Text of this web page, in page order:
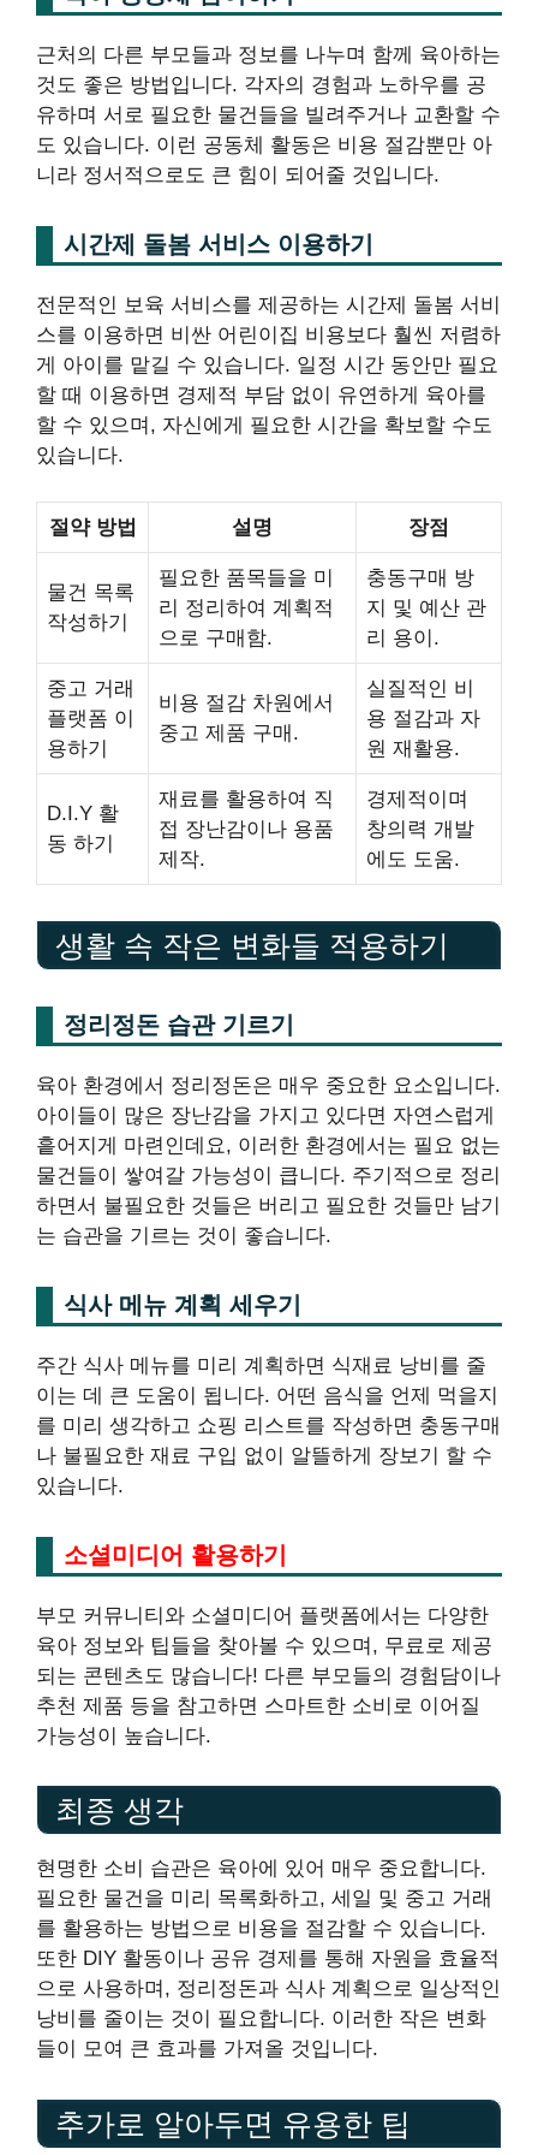
근처의 다른 부모들과 정보를 나누며 함께 육아하는
것도 좋은 방법입니다. 각자의 경험과 노하우를 공
유하며 서로 필요한 물건들을 빌려주거나 교환할 수
도 있습니다. 이런 공동체 활동은 비용 절감뿐만 아
니라 정서적으로도 큰 힘이 되어줄 것입니다.
시간제 돌봄 서비스 이용하기
전문적인 보육 서비스를 제공하는 시간제 돌봄 서비
스를 이용하면 비싼 어린이집 비용보다 훨씬 저렴하
게 아이를 맡길 수 있습니다. 일정 시간 동안만 필요
할 때 이용하면 경제적 부담 없이 유연하게 육아를
할 수 있으며, 자신에게 필요한 시간을 확보할 수도
있습니다.
절약 방법 설명 장점
물건 목록
작성하기
필요한 품목들을 미
리 정리하여 계획적
으로 구매함.
충동구매 방
지 및 예산 관
리 용이.
중고 거래
플랫폼 이
용하기
비용 절감 차원에서
중고 제품 구매.
실질적인 비
용 절감과 자
원 재활용.
D.I.Y 활
동 하기
재료를 활용하여 직
접 장난감이나 용품
제작.
경제적이며
창의력 개발
에도 도움.
생활 속 작은 변화들 적용하기
정리정돈 습관 기르기
육아 환경에서 정리정돈은 매우 중요한 요소입니다.
아이들이 많은 장난감을 가지고 있다면 자연스럽게
흩어지게 마련인데요, 이러한 환경에서는 필요 없는
물건들이 쌓여갈 가능성이 큽니다. 주기적으로 정리
하면서 불필요한 것들은 버리고 필요한 것들만 남기
는 습관을 기르는 것이 좋습니다.
식사 메뉴 계획 세우기
주간 식사 메뉴를 미리 계획하면 식재료 낭비를 줄
이는 데 큰 도움이 됩니다. 어떤 음식을 언제 먹을지
를 미리 생각하고 쇼핑 리스트를 작성하면 충동구매
나 불필요한 재료 구입 없이 알뜰하게 장보기 할 수
있습니다.
소셜미디어 활용하기
부모 커뮤니티와 소셜미디어 플랫폼에서는 다양한
육아 정보와 팁들을 찾아볼 수 있으며, 무료로 제공
되는 콘텐츠도 많습니다! 다른 부모들의 경험담이나
추천 제품 등을 참고하면 스마트한 소비로 이어질
가능성이 높습니다.
최종 생각
현명한 소비 습관은 육아에 있어 매우 중요합니다.
필요한 물건을 미리 목록화하고, 세일 및 중고 거래
를 활용하는 방법으로 비용을 절감할 수 있습니다.
또한 DIY 활동이나 공유 경제를 통해 자원을 효율적
으로 사용하며, 정리정돈과 식사 계획으로 일상적인
낭비를 줄이는 것이 필요합니다. 이러한 작은 변화
들이 모여 큰 효과를 가져올 것입니다.
추가로 알아두면 유용한 팁